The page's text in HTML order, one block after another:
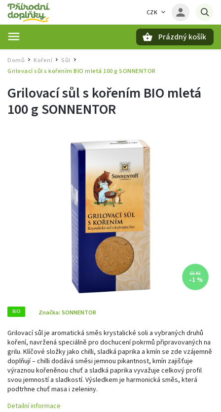
CZK
Prázdný košík
Domů / Koření / Sůl
Grilovací sůl s kořením BIO mletá 100 g SONNENTOR
Grilovací sůl s kořením BIO mletá
100 g SONNENTOR
65 Kč
–1 %
BIO Značka: SONNENTOR
Grilovací sůl je aromatická směs krystalické soli a vybraných druhů
koření, navržená speciálně pro dochucení pokrmů připravovaných na
grilu. Klíčové složky jako chilli, sladká paprika a kmín se zde vzájemně
doplňují – chilli dodává směsi jemnou pikantnost, kmín zajišťuje
výraznou kořeněnou chuť a sladká paprika vyvažuje celkový profil
svou jemností a sladkostí. Výsledkem je harmonická směs, která
podtrhne chuť masa i zeleniny.
Detailní informace